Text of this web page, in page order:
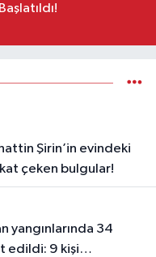
çeken bulgular!
edildi: 9 kişi